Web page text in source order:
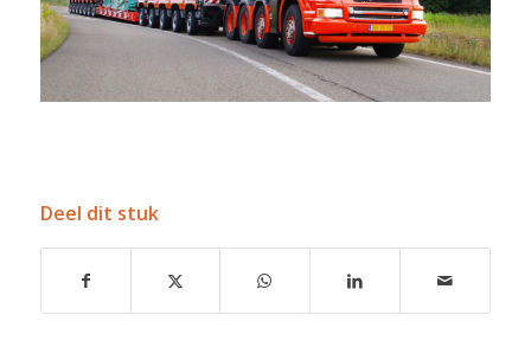
Deel dit stuk